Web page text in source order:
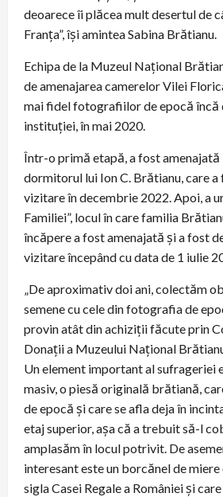
deoarece îi plăcea mult desertul de
Franța”, își amintea Sabina Brătianu.
Echipa de la Muzeul Național
de amenajarea camerelor Vilei
mai fidel fotografiilor de epocă încă
instituției, în mai 2020.
Într-o primă etapă, a fost amenajată
dormitorul lui Ion C. Brătianu, care
vizitare în decembrie 2022. Apoi, a
Familiei”, locul în care familia
încăpere a fost amenajată și a fost
vizitare începând cu data de 1 iulie
„De aproximativ doi ani, colectăm
semene cu cele din fotografia de
provin atât din achiziții făcute prin
Donații a Muzeului Național
Un element important al sufrageriei
masiv, o piesă originală brătiană,
de epocă și care se afla deja în
etaj superior, așa că a trebuit să-l
amplasăm în locul potrivit. De
interesant este un borcănel de
sigla Casei Regale a României și